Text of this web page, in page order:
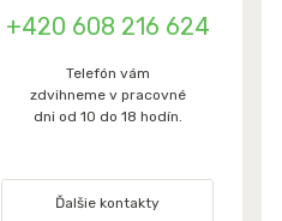
+420 608 216 624
Telefón vám
zdvihneme v pracovné
dni od 10 do 18 hodín.
Ďalšie kontakty